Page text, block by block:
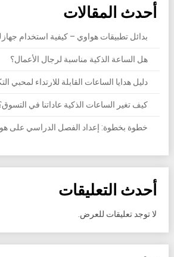
أحدث المقالات
بدائل تطبيقات هواوي – كيفية استخدام
هل الساعة الذكية مناسبة لرجال الأعمال؟
دليل هدايا الساعات القابلة للارتداء لمحبي
كيف تغير الساعات الذكية عاداتنا في
خطوة بخطوة: إعداد الفصل الدراسي على
أحدث التعليقات
لا توجد تعليقات للعرض.